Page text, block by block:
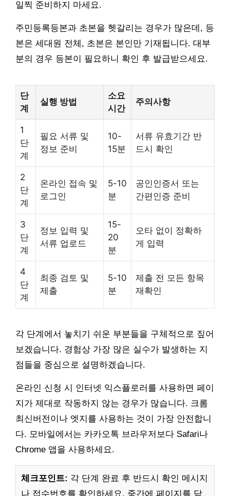
일찍 준비하지 마세요.
주민등록등본과 초본을 헷갈리는 경우가 많은데, 등
본은 세대원 전체, 초본은 본인만 기재됩니다. 대부
분의 경우 등본이 필요하니 확인 후 발급받으세요.
단
계
실행 방법
소요
시간
주의사항
1
단
계
필요 서류 및
정보 준비
10-
15분
서류 유효기간 반
드시 확인
2
단
계
온라인 접속 및
로그인
5-10
분
공인인증서 또는
간편인증 준비
3
단
계
정보 입력 및
서류 업로드
15-
20
분
오타 없이 정확하
게 입력
4
단
계
최종 검토 및
제출
5-10
분
제출 전 모든 항목
재확인
각 단계에서 놓치기 쉬운 부분들을 구체적으로 짚어
보겠습니다. 경험상 가장 많은 실수가 발생하는 지
점들을 중심으로 설명하겠습니다.
온라인 신청 시 인터넷 익스플로러를 사용하면 페이
지가 제대로 작동하지 않는 경우가 많습니다. 크롬
최신버전이나 엣지를 사용하는 것이 가장 안전합니
다. 모바일에서는 카카오톡 브라우저보다 Safari나
Chrome 앱을 사용하세요.
체크포인트: 각 단계 완료 후 반드시 확인 메시지
나 접수번호를 확인하세요. 중간에 페이지를 닫